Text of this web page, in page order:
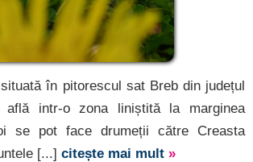
în pitorescul sat Breb din județul
află intr-o zona liniștită la marginea
se pot face drumeții către Creasta
[...] citește mai mult »